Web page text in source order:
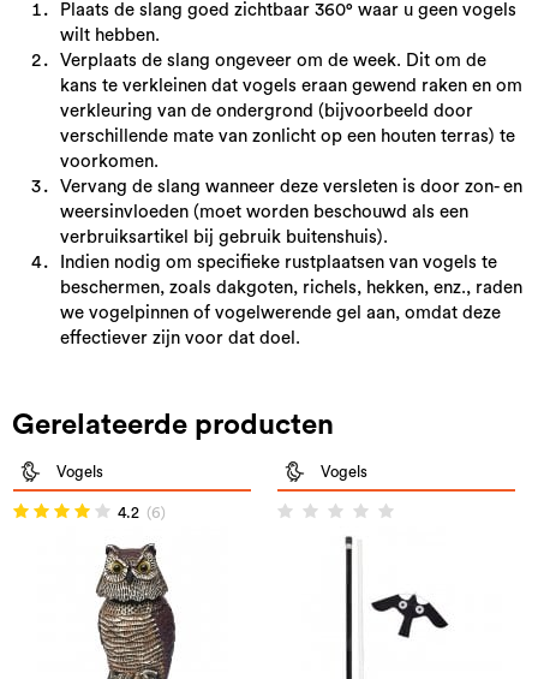
Plaats de slang goed zichtbaar 360° waar u geen vogels
wilt hebben.
Verplaats de slang ongeveer om de week. Dit om de
kans te verkleinen dat vogels eraan gewend raken en om
verkleuring van de ondergrond (bijvoorbeeld door
verschillende mate van zonlicht op een houten terras) te
voorkomen.
Vervang de slang wanneer deze versleten is door zon- en
weersinvloeden (moet worden beschouwd als een
verbruiksartikel bij gebruik buitenshuis).
Indien nodig om specifieke rustplaatsen van vogels te
beschermen, zoals dakgoten, richels, hekken, enz., raden
we vogelpinnen of vogelwerende gel aan, omdat deze
effectiever zijn voor dat doel.
Gerelateerde producten
Vogels
4.2 (6)
Vogels